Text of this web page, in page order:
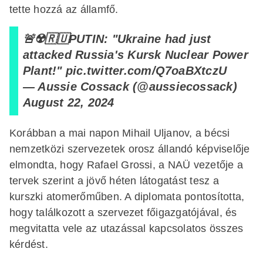
tette hozzá az államfő.
🚨☢️🇷🇺PUTIN: "Ukraine had just
attacked Russia's Kursk Nuclear Power
Plant!" pic.twitter.com/Q7oaBXtczU
— Aussie Cossack (@aussiecossack)
August 22, 2024
Korábban a mai napon Mihail Uljanov, a bécsi
nemzetközi szervezetek orosz állandó képviselője
elmondta, hogy Rafael Grossi, a NAÜ vezetője a
tervek szerint a jövő héten látogatást tesz a
kurszki atomerőműben. A diplomata pontosította,
hogy találkozott a szervezet főigazgatójával, és
megvitatta vele az utazással kapcsolatos összes
kérdést.